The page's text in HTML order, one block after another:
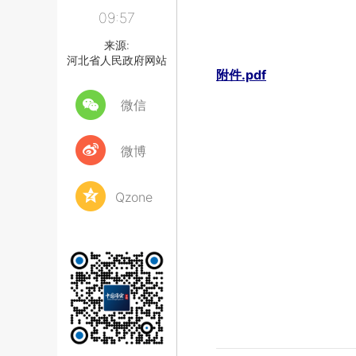
09:57
来源:
河北省人民政府网站
微信
微博
Qzone
附件.pdf